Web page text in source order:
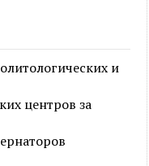
и
центров за